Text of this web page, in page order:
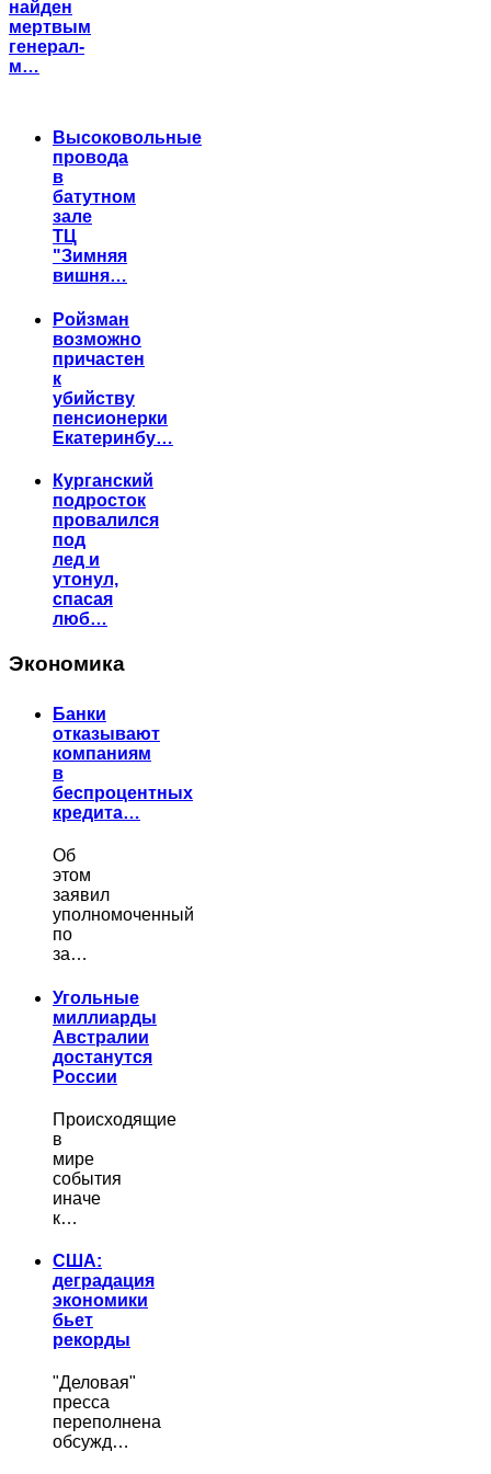
найден
мертвым
генерал-
м…
Высоковольные
провода
в
батутном
зале
ТЦ
"Зимняя
вишня…
Ройзман
возможно
причастен
к
убийству
пенсионерки
Екатеринбу…
Курганский
подросток
провалился
под
лед и
утонул,
спасая
люб…
Экономика
Банки
отказывают
компаниям
в
беспроцентных
кредита…
Об
этом
заявил
уполномоченный
по
за…
Угольные
миллиарды
Австралии
достанутся
России
Происходящие
в
мире
события
иначе
к…
США:
деградация
экономики
бьет
рекорды
"Деловая"
пресса
переполнена
обсужд…